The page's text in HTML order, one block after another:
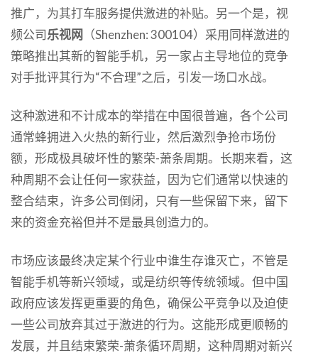
推广，为其打车服务提供激进的补贴。另一个是，视
频公司乐视网 （Shenzhen: 300104）采用同样激进的
策略推出其新的智能手机，另一家占主导地位的竞争
对手批评其行为“不合理”之后，引发一场口水战。
这种激进和不计成本的举措在中国很普遍，各个公司
通常蜂拥进入火热的新行业，然后激烈争抢市场份
额，形成极具破坏性的繁荣-萧条周期。长期来看，这
种周期不会让任何一家获益，因为它们通常以快速的
整合结束，许多公司倒闭，只有一些保留下来，留下
来的资金充裕但并不是最具创造力的。
市场应该最终决定某个行业中谁生存谁灭亡，不管是
智能手机等新兴领域，或是纺织等传统领域。但中国
政府应该发挥更重要的角色，确保公平竞争以及迫使
一些公司放弃其过于激进的行为。这能形成更顺畅的
发展，并且结束繁荣-萧条循环周期，这种周期对新兴